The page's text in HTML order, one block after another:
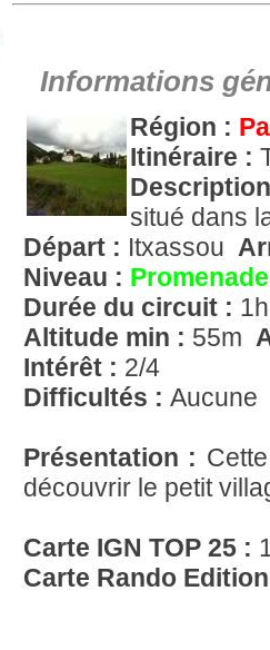
Informations
Région :
Itinéraire :
situé dans
Départ : Itxassou
Niveau : Promenade
Durée du circuit :
Altitude min : 55m
Intérêt : 2/4
Difficultés : Aucune
Présentation :
découvrir le petit
Carte IGN TOP 25 :
Carte Rando